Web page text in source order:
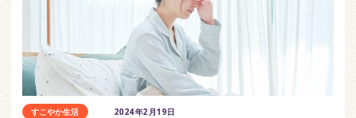
すこやか生活 2024年2月19日